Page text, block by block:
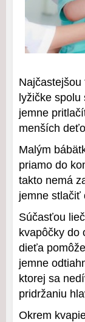
lyžičke
jemne
menších
Malým
priamo do
takto nemá
jemne stlačiť
Súčasťou
kvapôčky do
dieťa
jemne
ktorej sa
pridržaniu
Okrem